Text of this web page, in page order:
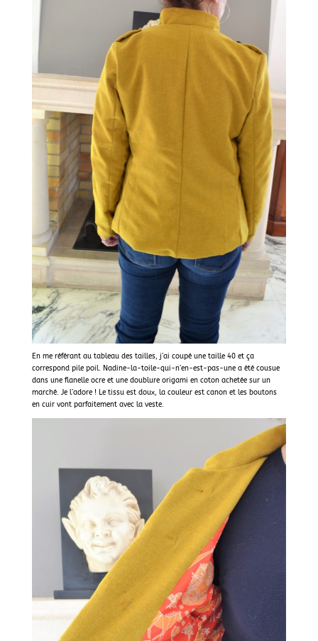
En me référant au tableau des tailles, j’ai coupé une taille 40 et ça
correspond pile poil. Nadine-la-toile-qui-n’en-est-pas-une a été cousue
dans une flanelle ocre et une doublure origami en coton achetée sur un
marché. Je l’adore ! Le tissu est doux, la couleur est canon et les boutons
en cuir vont parfaitement avec la veste.